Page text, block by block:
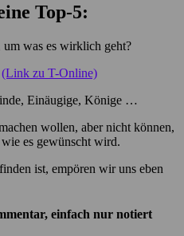
Top-5:
was es wirklich geht?
(Link zu T-Online)
Einäugige, Könige …
wollen, aber nicht können,
es gewünscht wird.
ist, empören wir uns eben
einfach nur notiert